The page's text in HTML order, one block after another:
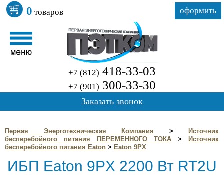
0 товаров оформить
+7 (812) 418-33-03
+7 (901) 300-33-30
Заказать звонок
Первая Энерготехническая Компания >
Источник
бесперебойного питания ПЕРЕМЕННОГО ТОКА >
Источник
бесперебойного питания Eaton > Eaton 9PX
ИБП Eaton 9PX 2200 Вт RT2U